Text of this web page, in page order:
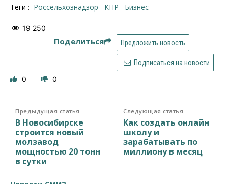
Теги : Россельхознадзор КНР бизнес
19 250
Поделиться Предложить новость
Подписаться на новости
0 0
Предыдущая статья
В Новосибирске
строится новый
молзавод
мощностью 20 тонн
в сутки
Следующая статья
Как создать онлайн
школу и
зарабатывать по
миллиону в месяц